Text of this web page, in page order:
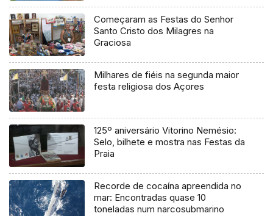
Começaram as Festas do Senhor
Santo Cristo dos Milagres na
Graciosa
Milhares de fiéis na segunda maior
festa religiosa dos Açores
125º aniversário Vitorino Nemésio:
Selo, bilhete e mostra nas Festas da
Praia
Recorde de cocaína apreendida no
mar: Encontradas quase 10
toneladas num narcosubmarino